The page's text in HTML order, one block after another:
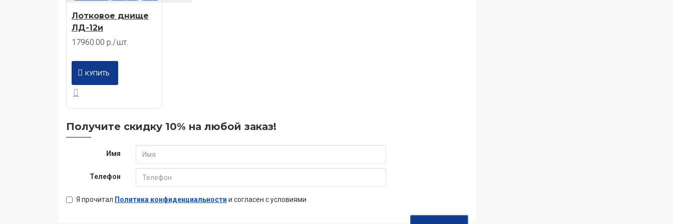
Лотковое днище
ЛД-12и
17960.00 р./шт.
КУПИТЬ
Получите скидку 10% на любой заказ!
Имя
Телефон
Я прочитал Политика конфиденциальности и согласен с условиями